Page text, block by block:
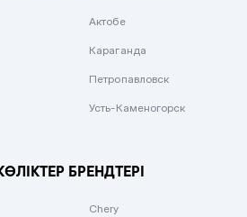
Актобе
Караганда
Петропавловск
Усть-Каменогорск
БРЕНДТЕРІ
Chery